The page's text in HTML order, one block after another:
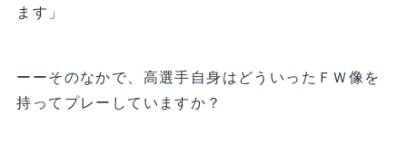
ます」
ーーそのなかで、高選手自身はどういったＦＷ像を
持ってプレーしていますか？